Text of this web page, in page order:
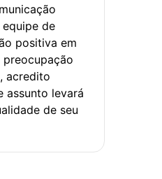
de
positiva em
preocupação
acredito
assunto levará
de seu